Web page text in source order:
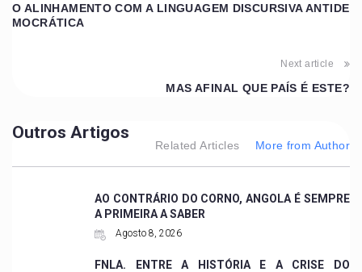
O ALINHAMENTO COM A LINGUAGEM DISCURSIVA ANTIDE
MOCRÁTICA
Next article
MAS AFINAL QUE PAÍS É ESTE?
Outros Artigos
Related Articles More from Author
AO CONTRÁRIO DO CORNO, ANGOLA É SEMPRE
A PRIMEIRA A SABER
Agosto 8, 2026
FNLA. ENTRE A HISTÓRIA E A CRISE DO